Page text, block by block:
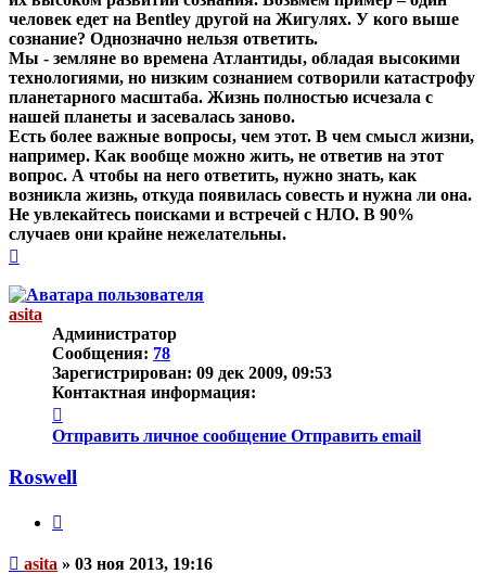
человек едет на Bentley другой на Жигулях. У кого выше
сознание? Однозначно нельзя ответить.
Мы - земляне во времена Атлантиды, обладая высокими
технологиями, но низким сознанием сотворили катастрофу
планетарного масштаба. Жизнь полностью исчезала с
нашей планеты и засевалась заново.
Есть более важные вопросы, чем этот. В чем смысл жизни,
например. Как вообще можно жить, не ответив на этот
вопрос. А чтобы на него ответить, нужно знать, как
возникла жизнь, откуда появилась совесть и нужна ли она.
Не увлекайтесь поисками и встречей с НЛО. В 90%
случаев они крайне нежелательны.
началу
asita
Администратор
Сообщения: 78
Зарегистрирован: 09 дек 2009, 09:53
Контактная информация:
информация
пользователя
asita
Отправить личное сообщение Отправить email
Roswell
Непрочитанное
asita » 03 ноя 2013, 19:16